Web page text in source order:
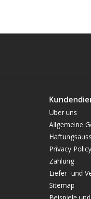
Uber uns
Allgemeine
Privacy Policy
Zahlung
Liefer- und
Sitemap